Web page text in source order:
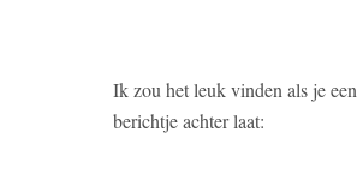
Ik zou het leuk vinden als je een
berichtje achter laat: